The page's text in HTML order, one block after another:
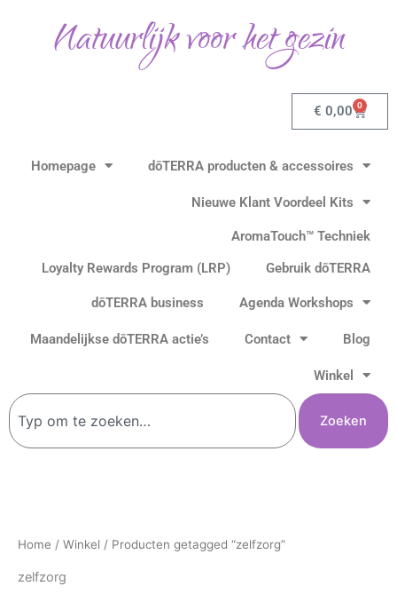
Natuurlijk voor het gezin
€ 0,00 0
Homepage dōTERRA producten & accessoires
Nieuwe Klant Voordeel Kits
AromaTouch™ Techniek
Loyalty Rewards Program (LRP)
Gebruik dōTERRA
dōTERRA business Agenda Workshops
Maandelijkse dōTERRA actie’s Contact Blog
Winkel
Zoeken
Zoeken
Home / Winkel / Producten getagged “zelfzorg”
zelfzorg
op
populariteit